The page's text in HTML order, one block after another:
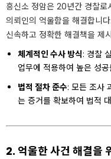
흥신소 정암은 20년간 경찰로
의뢰인의 억울함을 해결합니
신속하고 정확한 해결책을 제
체계적인 수사 방식: 경찰
업무에 적용하여 높은 성
법적 절차 준수: 모든 조사
는 증거를 확보하여 법적
2. 억울한 사건 해결을